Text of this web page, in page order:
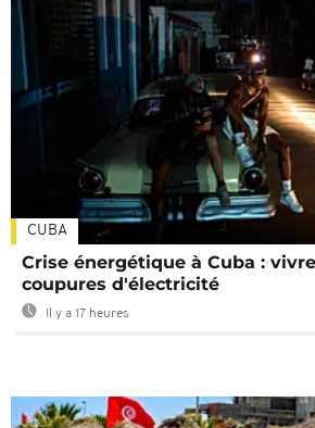
CUBA
Crise énergétique à Cuba :
coupures d'électricité
Il y a 17 heures